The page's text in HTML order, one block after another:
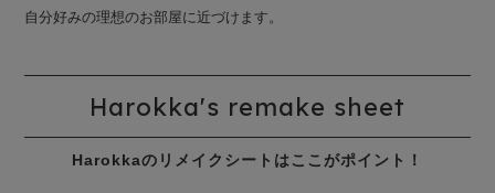
自分好みの理想のお部屋に近づけます。
Harokka's remake sheet
Harokkaのリメイクシートはここがポイント！